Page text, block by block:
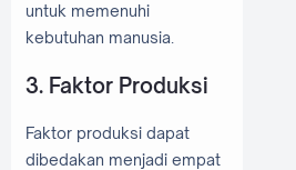
untuk memenuhi
kebutuhan manusia.
3. Faktor Produksi
Faktor produksi dapat
dibedakan menjadi empat